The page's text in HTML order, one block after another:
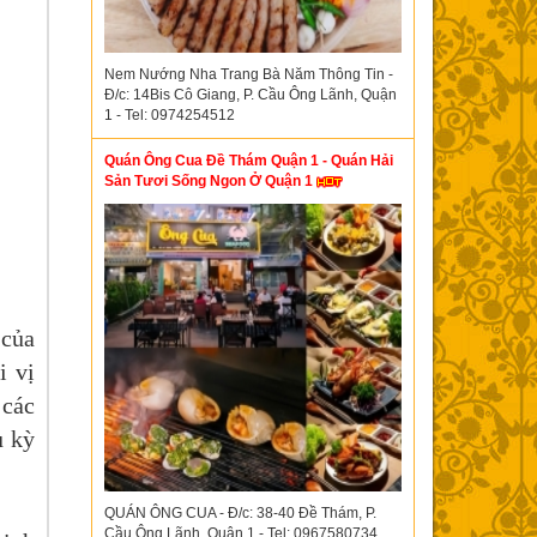
vị
kỳ
Nem Nướng Nha Trang Bà Năm Thông Tin -
Đ/c: 14Bis Cô Giang, P. Cầu Ông Lãnh, Quận
1 - Tel: 0974254512
Quán Ông Cua Đề Thám Quận 1 - Quán Hải
Sản Tươi Sống Ngon Ở Quận 1
QUÁN ÔNG CUA - Đ/c: 38-40 Đề Thám, P.
Cầu Ông Lãnh, Quận 1 - Tel: 0967580734